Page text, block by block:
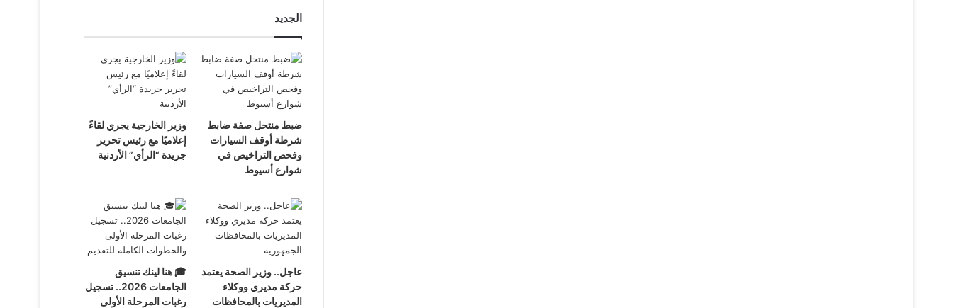
الجديد
ضبط منتحل صفة ضابط
شرطة أوقف السيارات
وفحص التراخيص في
شوارع أسيوط
وزير الخارجية يجري لقاءً
إعلاميًا مع رئيس تحرير
جريدة “الرأي” الأردنية
عاجل.. وزير الصحة يعتمد
حركة مديري ووكلاء
المديريات بالمحافظات
🎓 هنا لينك تنسيق
الجامعات 2026.. تسجيل
رغبات المرحلة الأولى